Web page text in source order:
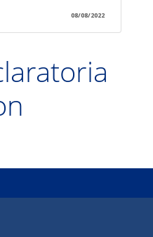
08/08/2022